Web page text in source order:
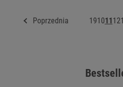
Poprzednia 1 9101112